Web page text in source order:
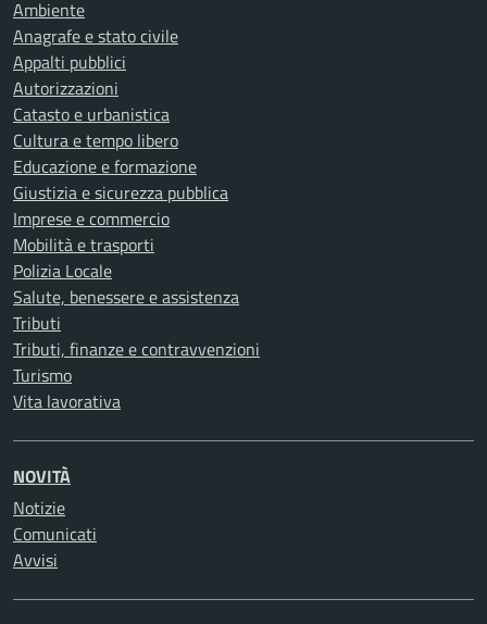
Ambiente
Anagrafe e stato civile
Appalti pubblici
Autorizzazioni
Catasto e urbanistica
Cultura e tempo libero
Educazione e formazione
Giustizia e sicurezza pubblica
Imprese e commercio
Mobilità e trasporti
Polizia Locale
Salute, benessere e assistenza
Tributi
Tributi, finanze e contravvenzioni
Turismo
Vita lavorativa
NOVITÀ
Notizie
Comunicati
Avvisi